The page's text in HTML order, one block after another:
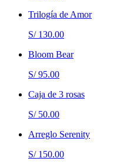
Trilogía de Amor
S/ 130.00
Bloom Bear
S/ 95.00
Caja de 3 rosas
S/ 50.00
Arreglo Serenity
S/ 150.00